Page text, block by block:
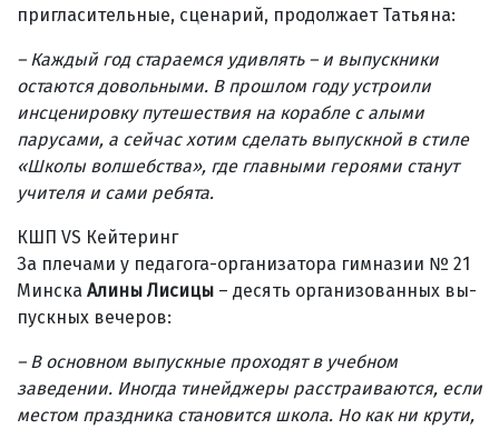
пригласительные, сценарий, продолжает Татьяна:
– Каждый год стараемся удивлять – и выпускники
остаются довольными. В прошлом году устроили
инсценировку путешествия на корабле с алыми
парусами, а сейчас хотим сделать выпускной в стиле
«Школы волшебства», где главными героями станут
учителя и сами ребята.
КШП VS Кейтеринг
За плечами у педагога-ор­ганизатора гимназии № 21
Минска Алины Лисицы – десять органи­зо­ванных вы­
пус­кных вечеров:
– В основном выпускные проходят в учебном
заведении. Иногда тинейджеры расстраиваются, если
местом праздника становится школа. Но как ни крути,